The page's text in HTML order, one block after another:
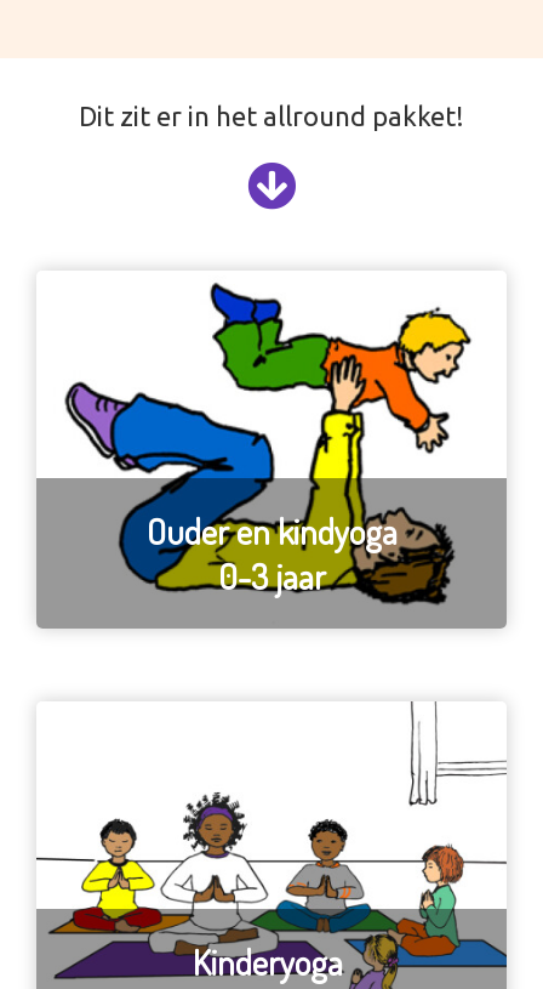
Dit zit er in het allround pakket!
Ouder en kindyoga
0-3 jaar
Kinderyoga